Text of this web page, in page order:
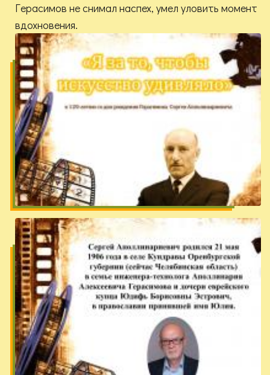
Герасимов не снимал наспех, умел уловить момент
вдохновения.